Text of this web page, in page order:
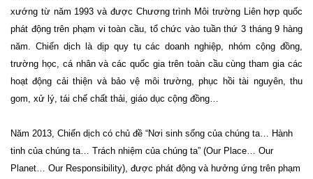
xướng từ năm 1993 và được Chương trình Môi trường Liên hợp quốc
phát động trên phạm vi toàn cầu, tổ chức vào tuần thứ 3 tháng 9 hàng
năm. Chiến dịch là dịp quy tụ các doanh nghiệp, nhóm cộng đồng,
trường học, cá nhân và các quốc gia trên toàn cầu cùng tham gia các
hoạt động cải thiện và bảo vệ môi trường, phục hồi tài nguyên, thu
gom, xử lý, tái chế chất thải, giáo dục cộng đồng…
Năm 2013, Chiến dịch có chủ đề “Nơi sinh sống của chúng ta… Hành
tinh của chúng ta… Trách nhiệm của chúng ta” (Our Place… Our
Planet… Our Responsibility), được phát động và hưởng ứng trên phạm